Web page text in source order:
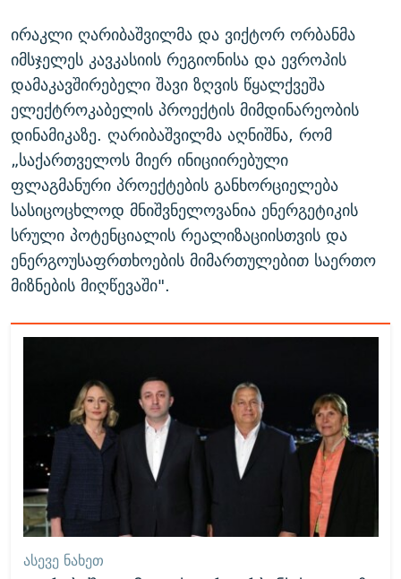
ირაკლი ღარიბაშვილმა და ვიქტორ ორბანმა
იმსჯელეს კავკასიის რეგიონისა და ევროპის
დამაკავშირებელი შავი ზღვის წყალქვეშა
ელექტროკაბელის პროექტის მიმდინარეობის
დინამიკაზე. ღარიბაშვილმა აღნიშნა, რომ
„საქართველოს მიერ ინიციირებული
ფლაგმანური პროექტების განხორციელება
სასიცოცხლოდ მნიშვნელოვანია ენერგეტიკის
სრული პოტენციალის რეალიზაციისთვის და
ენერგოუსაფრთხოების მიმართულებით საერთო
მიზნების მიღწევაში".
ᲐᲡᲔᲕᲔ ᲜᲐᲮᲔᲗ